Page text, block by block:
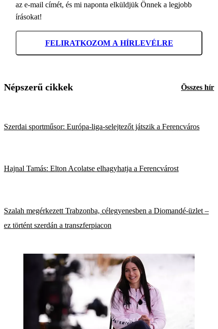
az e-mail címét, és mi naponta elküldjük Önnek a legjobb
írásokat!
FELIRATKOZOM A HÍRLEVÉLRE
Népszerű cikkek Összes hír
Szerdai sportműsor: Európa-liga-selejtezőt játszik a Ferencváros
Hajnal Tamás: Elton Acolatse elhagyhatja a Ferencvárost
Szalah megérkezett Trabzonba, célegyenesben a Diomandé-üzlet –
ez történt szerdán a transzferpiacon